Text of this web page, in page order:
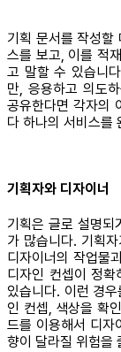
기획 문서를 작성할
스를 보고, 이를 적
고 말할 수 있습니
만, 응용하고 의도
공유한다면 각자의
다 하나의 서비스를
기획자와 디자이너
기획은 글로 설명되
가 많습니다. 기획
디자이너의 작업물
디자인 컨셉이 정
있습니다. 이런 경
인 컨셉, 색상을 확
드를 이용해서 디자
향이 달라질 위험을